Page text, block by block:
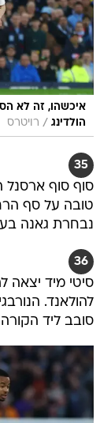
איכשהו, זה לא
הולדינג / רויטרס
35
סוף סוף ארסנל
טובה על סף
נבחרת גאנה בעט
36
סיטי מיד יצאה
להולאנד.
סובב ליד הקורה